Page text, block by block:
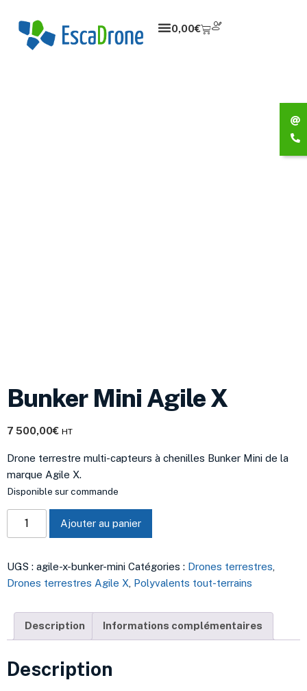
0,00€
Bunker Mini Agile X
7 500,00€ HT
Drone terrestre multi-capteurs à chenilles Bunker Mini de la
marque Agile X.
Disponible sur commande
Ajouter au panier
UGS : agile-x-bunker-mini Catégories : Drones terrestres
Drones terrestres Agile X Polyvalents tout-terrains
Description Informations complémentaires
Description